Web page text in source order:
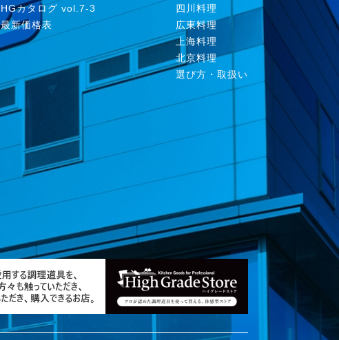
HGカタログ vol.7-3
最新価格表
四川料理
広東料理
上海料理
北京料理
選び方・取扱い